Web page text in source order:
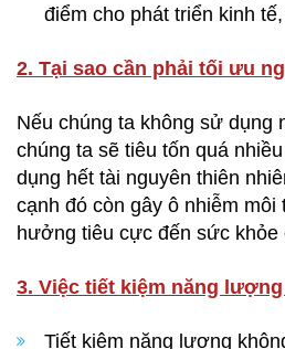
điểm cho phát triển kinh
2. Tại sao cần phải tối ưu
Nếu chúng ta không sử dụng
chúng ta sẽ tiêu tốn quá
dụng hết tài nguyên thiên
cạnh đó còn gây ô nhiễm
hưởng tiêu cực đến sức khỏe
3. Việc tiết kiệm năng
Tiết kiệm năng lượng